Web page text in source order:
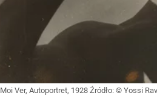
Moi Ver, Autoportret, 1928 Źródło: © Yossi